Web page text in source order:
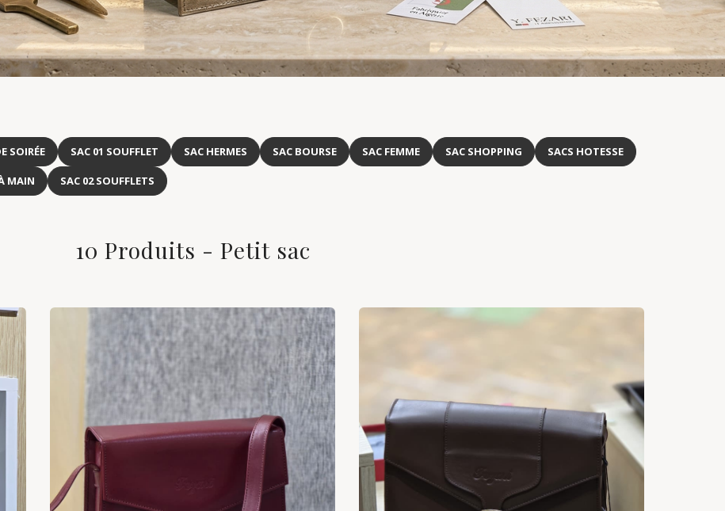
SOIRÉE SAC 01 SOUFFLET SAC HERMES SAC BOURSE SAC FEMME SAC SHOPPING SACS HOTESSE
MAIN SAC 02 SOUFFLETS
10 Produits - Petit sac